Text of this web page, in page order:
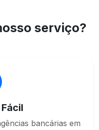
serviço?
bancárias em